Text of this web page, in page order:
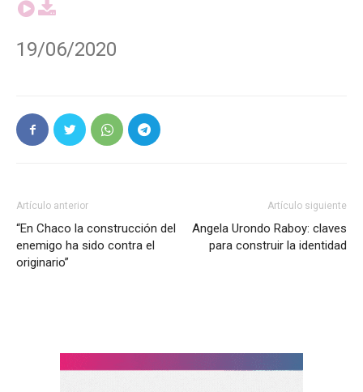
19/06/2020
Artículo anterior
“En Chaco la construcción del
enemigo ha sido contra el
originario”
Artículo siguiente
Angela Urondo Raboy: claves
para construir la identidad